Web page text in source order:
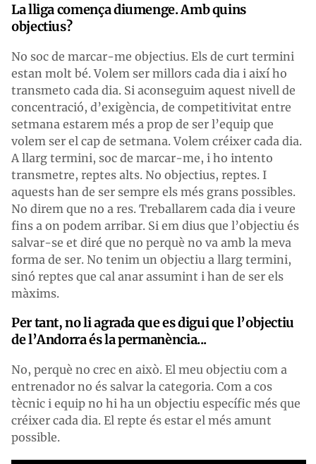
La lliga comença diumenge. Amb quins
objectius?
No soc de marcar-me objectius. Els de curt termini
estan molt bé. Volem ser millors cada dia i així ho
transmeto cada dia. Si aconseguim aquest nivell de
concentració, d’exigència, de competitivitat entre
setmana estarem més a prop de ser l’equip que
volem ser el cap de setmana. Volem créixer cada dia.
A llarg termini, soc de marcar-me, i ho intento
transmetre, reptes alts. No objectius, reptes. I
aquests han de ser sempre els més grans possibles.
No direm que no a res. Treballarem cada dia i veure
fins a on podem arribar. Si em dius que l’objectiu és
salvar-se et diré que no perquè no va amb la meva
forma de ser. No tenim un objectiu a llarg termini,
sinó reptes que cal anar assumint i han de ser els
màxims.
Per tant, no li agrada que es digui que l’objectiu
de l’Andorra és la permanència...
No, perquè no crec en això. El meu objectiu com a
entrenador no és salvar la categoria. Com a cos
tècnic i equip no hi ha un objectiu específic més que
créixer cada dia. El repte és estar el més amunt
possible.